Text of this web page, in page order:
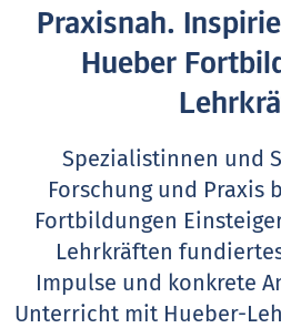
Praxisnah.
Hueber
Spezialistinnen und
Forschung und Praxis
Fortbildungen
Lehrkräften
Impulse und konkrete
Unterricht mit Hueber-